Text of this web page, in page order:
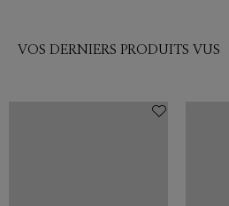
VOS DERNIERS PRODUITS VUS